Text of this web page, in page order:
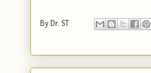
ByDr. ST